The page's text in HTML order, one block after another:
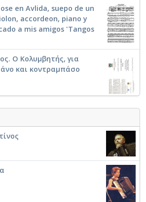
en Avlida, suepo de un
accordeon, piano y
a mis amigos 'Tangos
Ο Κολυμβητής, για
και κοντραμπάσο
for piano, bajan, violin
(1931-2017). Tango: για βιολί,
κοντραμπάσο: βασισμένο στη